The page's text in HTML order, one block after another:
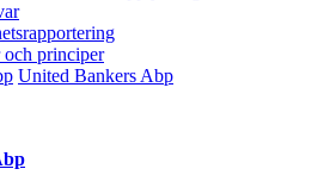
och principer
United Bankers Abp